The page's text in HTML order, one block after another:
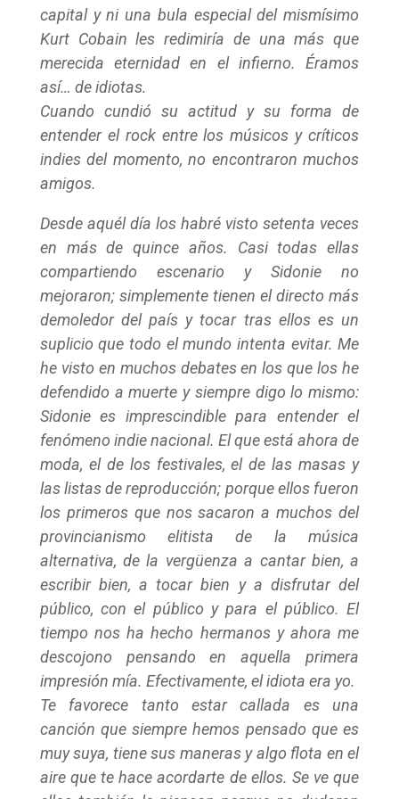
capital y ni una bula especial del mismísimo
Kurt Cobain les redimiría de una más que
merecida eternidad en el infierno. Éramos
así… de idiotas.
Cuando cundió su actitud y su forma de
entender el rock entre los músicos y críticos
indies del momento, no encontraron muchos
amigos.
Desde aquél día los habré visto setenta veces
en más de quince años. Casi todas ellas
compartiendo escenario y Sidonie no
mejoraron; simplemente tienen el directo más
demoledor del país y tocar tras ellos es un
suplicio que todo el mundo intenta evitar. Me
he visto en muchos debates en los que los he
defendido a muerte y siempre digo lo mismo:
Sidonie es imprescindible para entender el
fenómeno indie nacional. El que está ahora de
moda, el de los festivales, el de las masas y
las listas de reproducción; porque ellos fueron
los primeros que nos sacaron a muchos del
provincianismo elitista de la música
alternativa, de la vergüenza a cantar bien, a
escribir bien, a tocar bien y a disfrutar del
público, con el público y para el público. El
tiempo nos ha hecho hermanos y ahora me
descojono pensando en aquella primera
impresión mía. Efectivamente, el idiota era yo.
Te favorece tanto estar callada es una
canción que siempre hemos pensado que es
muy suya, tiene sus maneras y algo flota en el
aire que te hace acordarte de ellos. Se ve que